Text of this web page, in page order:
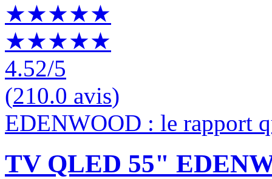
★★★★★
★★★★★
4.52/5
(210.0 avis)
EDENWOOD : le rapport
TV QLED 55"